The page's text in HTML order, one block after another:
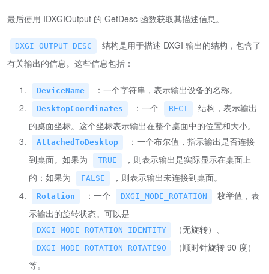
最后使用 IDXGIOutput 的 GetDesc 函数获取其描述信息。
DXGI_OUTPUT_DESC
结构是用于描述 DXGI 输出的结构，包含了
有关输出的信息。这些信息包括：
DeviceName ：一个字符串，表示输出设备的名称。
DesktopCoordinates ：一个 RECT
结构，表示输出
的桌面坐标。这个坐标表示输出在整个桌面中的位置和大小。
AttachedToDesktop
：一个布尔值，指示输出是否连接
到桌面。如果为
TRUE
，则表示输出是实际显示在桌面上
的；如果为
FALSE ，则表示输出未连接到桌面。
Rotation ：一个 DXGI_MODE_ROTATION
枚举值，表
示输出的旋转状态。可以是
DXGI_MODE_ROTATION_IDENTITY （无旋转）、
DXGI_MODE_ROTATION_ROTATE90
（顺时针旋转 90 度）
等。